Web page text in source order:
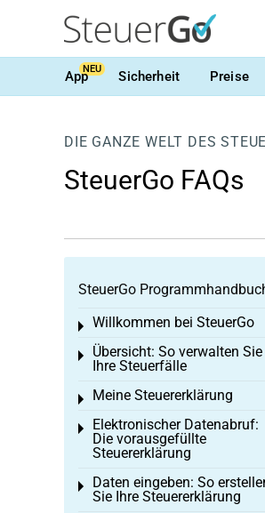
AppNEU Sicherheit Preise
DIE GANZE WELT DES
SteuerGo FAQs
SteuerGo
Willkommen bei SteuerGo
Toggle menu
Übersicht: So verwalten Sie
Ihre Steuerfälle
Toggle menu
Meine Steuererklärung
Toggle menu
Elektronischer Datenabruf:
Die vorausgefüllte
Steuererklärung
Toggle menu
Daten eingeben: So
Sie Ihre Steuererklärung
Toggle menu